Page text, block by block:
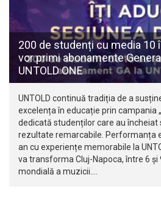
200 de studenți cu media 10
vor primi abonamente
UNTOLD ONE
UNTOLD continuă tradiția de a
excelența în educație prin campania
dedicată studenților care au încheiat
rezultate remarcabile. Performanța
an cu experiențe memorabile la
va transforma Cluj-Napoca, între 6 și
mondială a muzicii.…